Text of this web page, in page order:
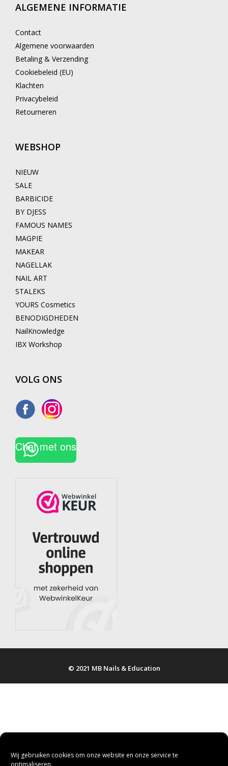
Wij gebruiken cookies om onze website en onze service te
optimaliseren.
ALGEMENE INFORMATIE
Contact
Algemene voorwaarden
Betaling & Verzending
Cookiebeleid (EU)
Klachten
Privacybeleid
Retourneren
WEBSHOP
NIEUW
SALE
BARBICIDE
BY DJESS
FAMOUS NAMES
MAGPIE
MAKEAR
NAGELLAK
NAIL ART
STALEKS
YOURS Cosmetics
BENODIGDHEDEN
NailKnowledge
IBX Workshop
VOLG ONS
Chat met ons
© 2021 MB Nails & Education